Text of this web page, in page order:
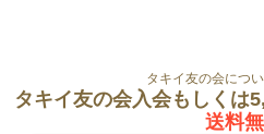
タキイ友の会につ
タキイ友の会入会もしくは
送料